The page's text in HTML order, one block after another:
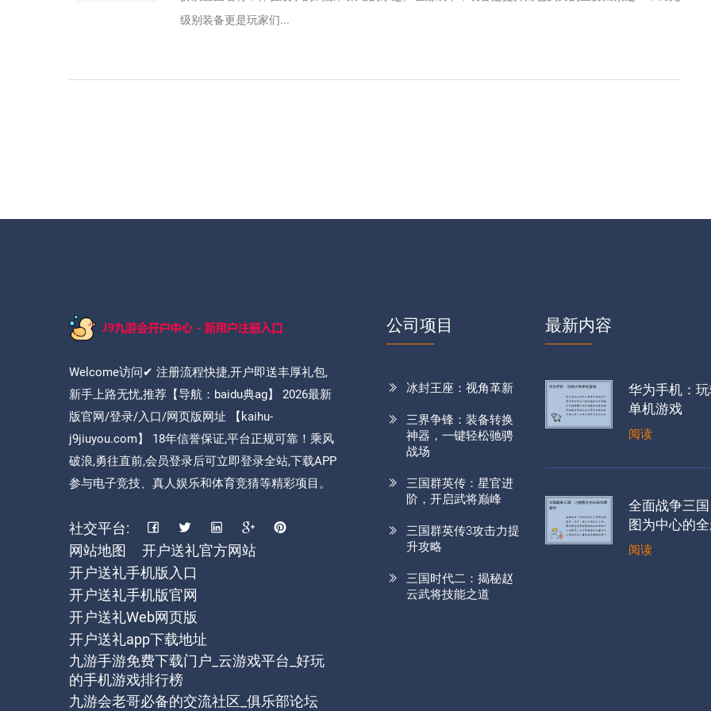
级别装备更是玩家们...
Welcome访问✔ 注册流程快捷,开户即送丰厚礼包,
新手上路无忧,推荐【导航：baidu典ag】 2026最新
版官网/登录/入口/网页版网址 【kaihu-
j9jiuyou.com】 18年信誉保证,平台正规可靠！乘风
破浪,勇往直前,会员登录后可立即登录全站,下载APP
参与电子竞技、真人娱乐和体育竞猜等精彩项目。
社交平台:
网站地图
开户送礼官方网站
开户送礼手机版入口
开户送礼手机版官网
开户送礼Web网页版
开户送礼app下载地址
九游手游免费下载门户_云游戏平台_好玩
的手机游戏排行榜
九游会老哥必备的交流社区_俱乐部论坛
公司项目
冰封王座：视角革新
三界争锋：装备转换
神器，一键轻松驰骋
战场
三国群英传：星官进
阶，开启武将巅峰
三国群英传3攻击力提
升攻略
三国时代二：揭秘赵
云武将技能之道
最新内容
华为手机：
单机游戏
阅读
全面战争三
图为中心的
阅读